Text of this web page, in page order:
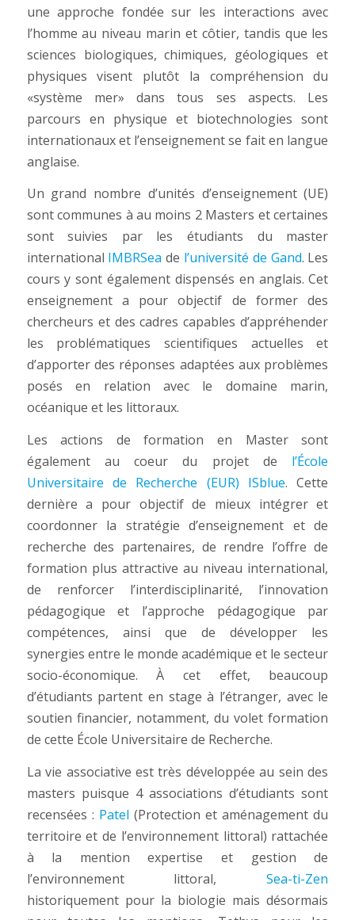
une approche fondée sur les interactions avec
l’homme au niveau marin et côtier, tandis que les
sciences biologiques, chimiques, géologiques et
physiques visent plutôt la compréhension du
«système mer» dans tous ses aspects. Les
parcours en physique et biotechnologies sont
internationaux et l’enseignement se fait en langue
anglaise.
Un grand nombre d’unités d’enseignement (UE)
sont communes à au moins 2 Masters et certaines
sont suivies par les étudiants du master
international IMBRSea de l’université de Gand. Les
cours y sont également dispensés en anglais. Cet
enseignement a pour objectif de former des
chercheurs et des cadres capables d’appréhender
les problématiques scientifiques actuelles et
d’apporter des réponses adaptées aux problèmes
posés en relation avec le domaine marin,
océanique et les littoraux.
Les actions de formation en Master sont
également au coeur du projet de l’École
Universitaire de Recherche (EUR) ISblue. Cette
dernière a pour objectif de mieux intégrer et
coordonner la stratégie d’enseignement et de
recherche des partenaires, de rendre l’offre de
formation plus attractive au niveau international,
de renforcer l’interdisciplinarité, l’innovation
pédagogique et l’approche pédagogique par
compétences, ainsi que de développer les
synergies entre le monde académique et le secteur
socio-économique. À cet effet, beaucoup
d’étudiants partent en stage à l’étranger, avec le
soutien financier, notamment, du volet formation
de cette École Universitaire de Recherche.
La vie associative est très développée au sein des
masters puisque 4 associations d’étudiants sont
recensées : Patel(Protection et aménagement du
territoire et de l’environnement littoral) rattachée
à la mention expertise et gestion de
l’environnement littoral,Sea-ti-Zen
historiquement pour la biologie mais désormais